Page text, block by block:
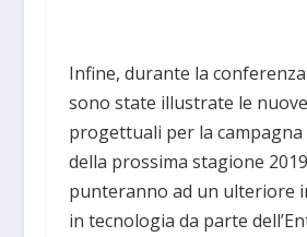
Infine, durante la
sono state illustrate le
progettuali per la
della prossima stagione
punteranno ad un ulteriore
in tecnologia da parte